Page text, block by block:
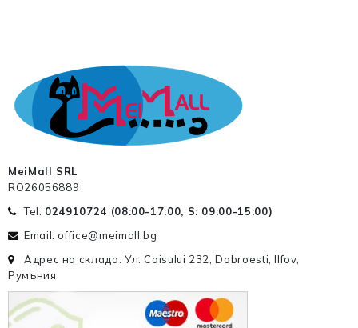
MeiMall SRL
RO26056889
Tel: 024910724 (08:00-17:00, S: 09:00-15:00)
Email: office@meimall.bg
Адрес на склада: Ул. Caisului 232, Dobroesti, Ilfov,
Румъния